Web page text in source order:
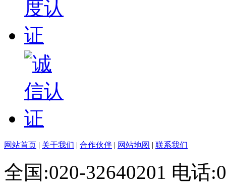
网站首页 | 关于我们 | 合作伙伴 | 网站地图 | 联系我们
全国:020-32640201 电话